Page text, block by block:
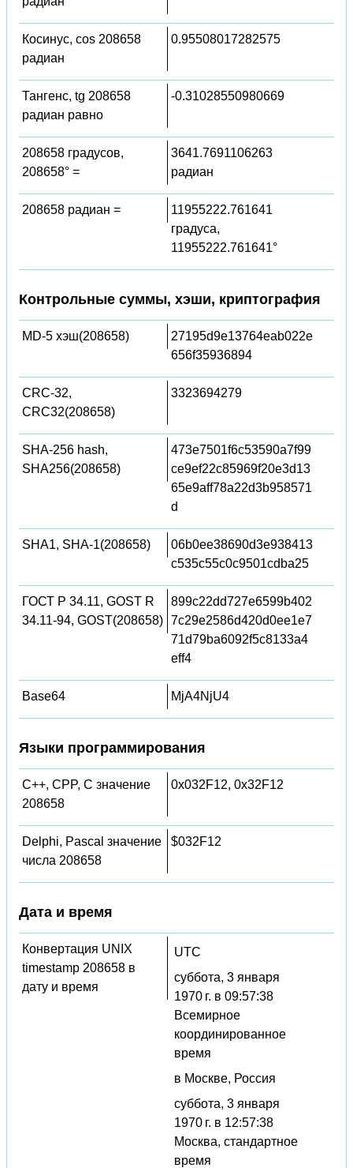
Косинус, cos 208658
радиан
0.95508017282575
Тангенс, tg 208658
радиан равно
-0.31028550980669
208658 градусов,
208658° =
3641.7691106263
радиан
208658 радиан =
11955222.761641
градуса,
11955222.761641°
Контрольные суммы, хэши, криптография
MD-5 хэш(208658)
27195d9e13764eab022e
656f35936894
CRC-32,
CRC32(208658)
3323694279
SHA-256 hash,
SHA256(208658)
473e7501f6c53590a7f99
ce9ef22c85969f20e3d13
65e9aff78a22d3b958571
d
SHA1, SHA-1(208658)
06b0ee38690d3e938413
c535c55c0c9501cdba25
ГОСТ Р 34.11, GOST R
34.11-94, GOST(208658)
899c22dd727e6599b402
7c29e2586d420d0ee1e7
71d79ba6092f5c8133a4
eff4
Base64 MjA4NjU4
Языки программирования
C++, CPP, C значение
208658
0x032F12, 0x32F12
Delphi, Pascal значение
числа 208658
$032F12
Дата и время
Конвертация UNIX
timestamp 208658 в
дату и время
UTC
суббота, 3 января
1970 г. в 09:57:38
Всемирное
координированное
время
в Москве, Россия
суббота, 3 января
1970 г. в 12:57:38
Москва, стандартное
время